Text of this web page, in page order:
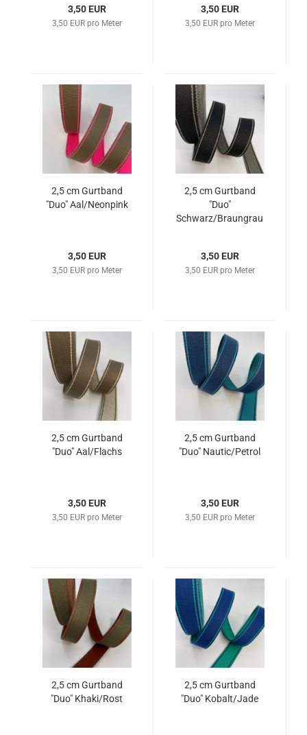
3,50 EUR
3,50 EUR pro Meter
3,50 EUR
3,50 EUR pro Meter
2,5 cm Gurtband
"Duo" Aal/Neonpink
3,50 EUR
3,50 EUR pro Meter
2,5 cm Gurtband
"Duo"
Schwarz/Braungrau
3,50 EUR
3,50 EUR pro Meter
2,5 cm Gurtband
"Duo" Aal/Flachs
3,50 EUR
3,50 EUR pro Meter
2,5 cm Gurtband
"Duo" Nautic/Petrol
3,50 EUR
3,50 EUR pro Meter
2,5 cm Gurtband
"Duo" Khaki/Rost
2,5 cm Gurtband
"Duo" Kobalt/Jade